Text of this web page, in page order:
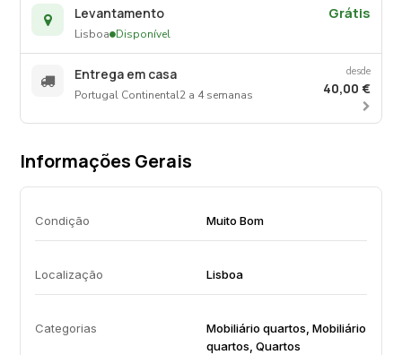
Levantamento
Lisboa Disponível
Grátis
Entrega em casa
Portugal Continental2 a 4 semanas
desde
40,00 €
Informações Gerais
Condição Muito Bom
Localização Lisboa
Categorias
Mobiliário quartos, Mobiliário
quartos, Quartos